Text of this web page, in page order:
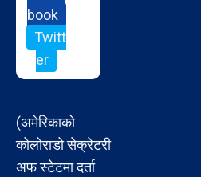
book
Twitt
er
(अमेरिकाको
कोलोराडो सेक्रेटरी
अफ स्टेटमा दर्ता